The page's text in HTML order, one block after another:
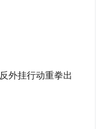
外挂行动重拳出